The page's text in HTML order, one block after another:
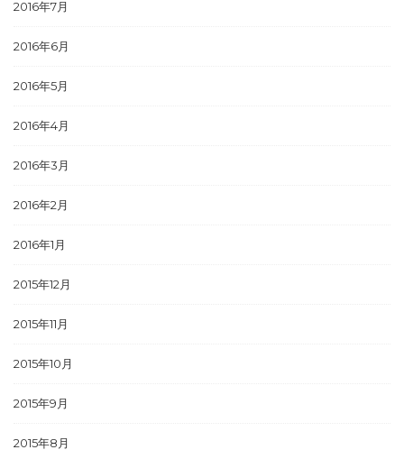
2016年7月
2016年6月
2016年5月
2016年4月
2016年3月
2016年2月
2016年1月
2015年12月
2015年11月
2015年10月
2015年9月
2015年8月